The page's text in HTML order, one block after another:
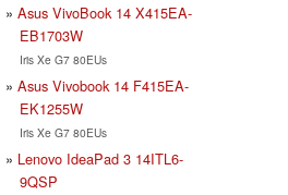
Asus VivoBook 14 X415EA-
EB1703W
Iris Xe G7 80EUs
Asus Vivobook 14 F415EA-
EK1255W
Iris Xe G7 80EUs
Lenovo IdeaPad 3 14ITL6-
9QSP